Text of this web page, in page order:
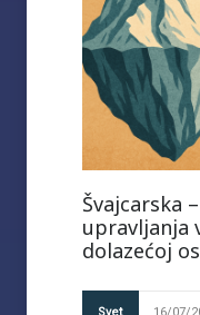
Švajcarska
upravljanja
dolazećoj